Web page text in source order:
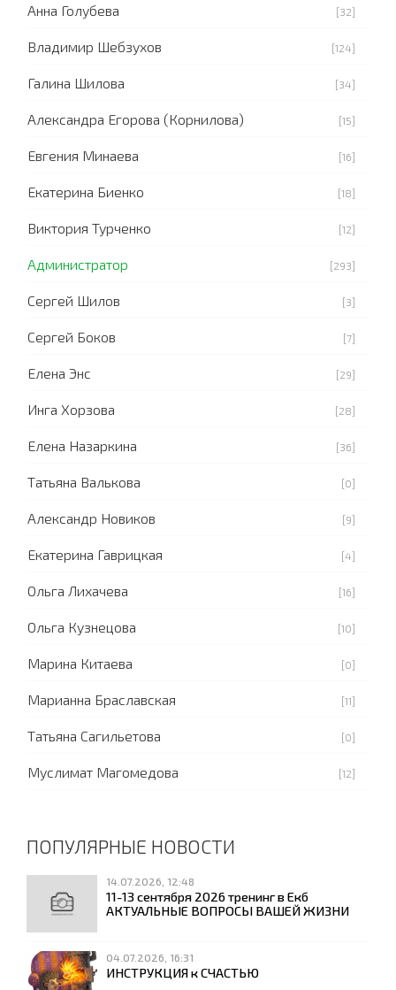
Анна Голубева [32]
Владимир Шебзухов [124]
Галина Шилова [34]
Александра Егорова (Корнилова) [15]
Евгения Минаева [16]
Екатерина Биенко [18]
Виктория Турченко [12]
Администратор [293]
Сергей Шилов [3]
Сергей Боков [7]
Елена Энс [29]
Инга Хорзова [28]
Елена Назаркина [36]
Татьяна Валькова [0]
Александр Новиков [9]
Екатерина Гаврицкая [4]
Ольга Лихачева [16]
Ольга Кузнецова [10]
Марина Китаева [0]
Марианна Браславская [11]
Татьяна Сагильетова [0]
Муслимат Магомедова [12]
ПОПУЛЯРНЫЕ НОВОСТИ
14.07.2026, 12:48
11-13 сентября 2026 тренинг в Екб
АКТУАЛЬНЫЕ ВОПРОСЫ ВАШЕЙ ЖИЗНИ
04.07.2026, 16:31
ИНСТРУКЦИЯ к СЧАСТЬЮ